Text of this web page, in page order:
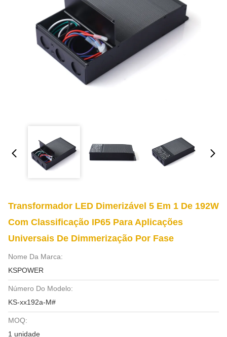
Transformador LED Dimerizável 5 Em 1 De 192W
Com Classificação IP65 Para Aplicações
Universais De Dimmerização Por Fase
Nome Da Marca:
KSPOWER
Número Do Modelo:
KS-xx192a-M#
MOQ:
1 unidade